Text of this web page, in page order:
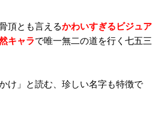
頂とも言えるかわいすぎるビジュア
キャラで唯一無二の道を行く七五三
け」と読む、珍しい名字も特徴で